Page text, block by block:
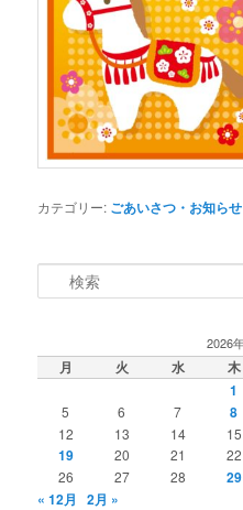
カテゴリー: ごあいさつ・お知らせ
2026
月 火 水 木
1
5
6 7 8
12
13 14 15
19 20 21 22
26
27 28 29
« 12月 2月 »